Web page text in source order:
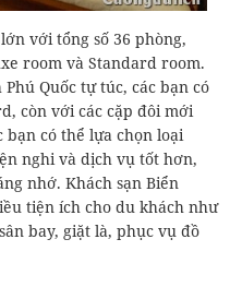
với tổng số 36 phòng,
room và Standard room.
Quốc tự túc, các bạn có
còn với các cặp đôi mới
có thể lựa chọn loại
nghi và dịch vụ tốt hơn,
nhớ. Khách sạn Biển
tiện ích cho du khách như
bay, giặt là, phục vụ đồ